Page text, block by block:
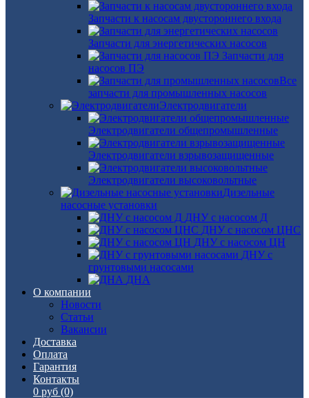
Запчасти к насосам двустороннего входа
Запчасти для энергетических насосов
Запчасти для
насосов ПЭ
Все
запчасти для промышленных насосов
Электродвигатели
Электродвигатели общепромышленные
Электродвигатели взрывозащищенные
Электродвигатели высоковольтные
Дизельные
насосные установки
ДНУ с насосом Д
ДНУ с насосом ЦНС
ДНУ с насосом ЦН
ДНУ с
грунтовыми насосами
ДНА
О компании
Новости
Статьи
Вакансии
Доставка
Оплата
Гарантия
Контакты
0 руб (0)